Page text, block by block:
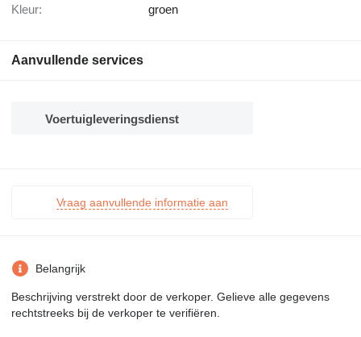
Kleur: groen
Aanvullende services
Voertuigleveringsdienst
Vraag aanvullende informatie aan
Belangrijk
Beschrijving verstrekt door de verkoper. Gelieve alle gegevens
rechtstreeks bij de verkoper te verifiëren.